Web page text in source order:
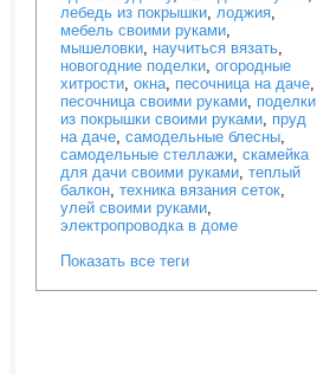
лебедь из покрышки, лоджия,
мебель своими руками,
мышеловки, научиться вязать,
новогодние поделки, огородные
хитрости, окна, песочница на даче,
песочница своими руками, поделки
из покрышки своими руками, пруд
на даче, самодельные блесны,
самодельные стеллажи, скамейка
для дачи своими руками, теплый
балкон, техника вязания сеток,
улей своими руками,
электропроводка в доме
Показать все теги